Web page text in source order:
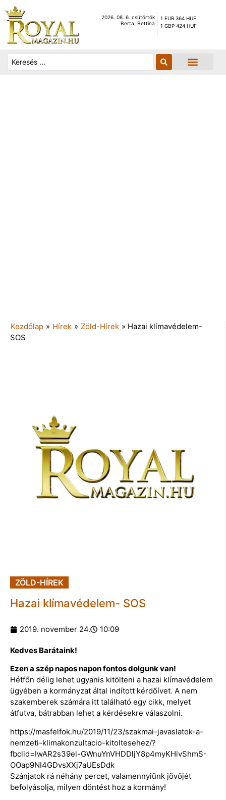
2026. 08. 6. csütörtök
Berta, Bettina
1 EUR 364 HUF
1 GBP 424 HUF
Kezdőlap » Hírek » Zöld-Hírek » Hazai klímavédelem-
SOS
ZÖLD-HÍREK
Hazai klímavédelem- SOS
2019. november 24. 10:09
Kedves Barátaink!
Ezen a szép napos napon fontos dolgunk van!
Hétfőn délig lehet ugyanis kitölteni a hazai klímavédelem
ügyében a kormányzat által indított kérdőívet. A nem
szakemberek számára itt található egy cikk, melyet
átfutva, bátrabban lehet a kérdésekre válaszolni.
https://masfelfok.hu/2019/11/23/szakmai-javaslatok-a-
nemzeti-klimakonzultacio-kitoltesehez/?
fbclid=IwAR2s39el-GWnuYnVHDDljY8p4myKHivShmS-
OOap9NI4GDvsXXj7aUEsDdk
Szánjatok rá néhány percet, valamennyiünk jövőjét
befolyásolja, milyen döntést hoz a kormány!